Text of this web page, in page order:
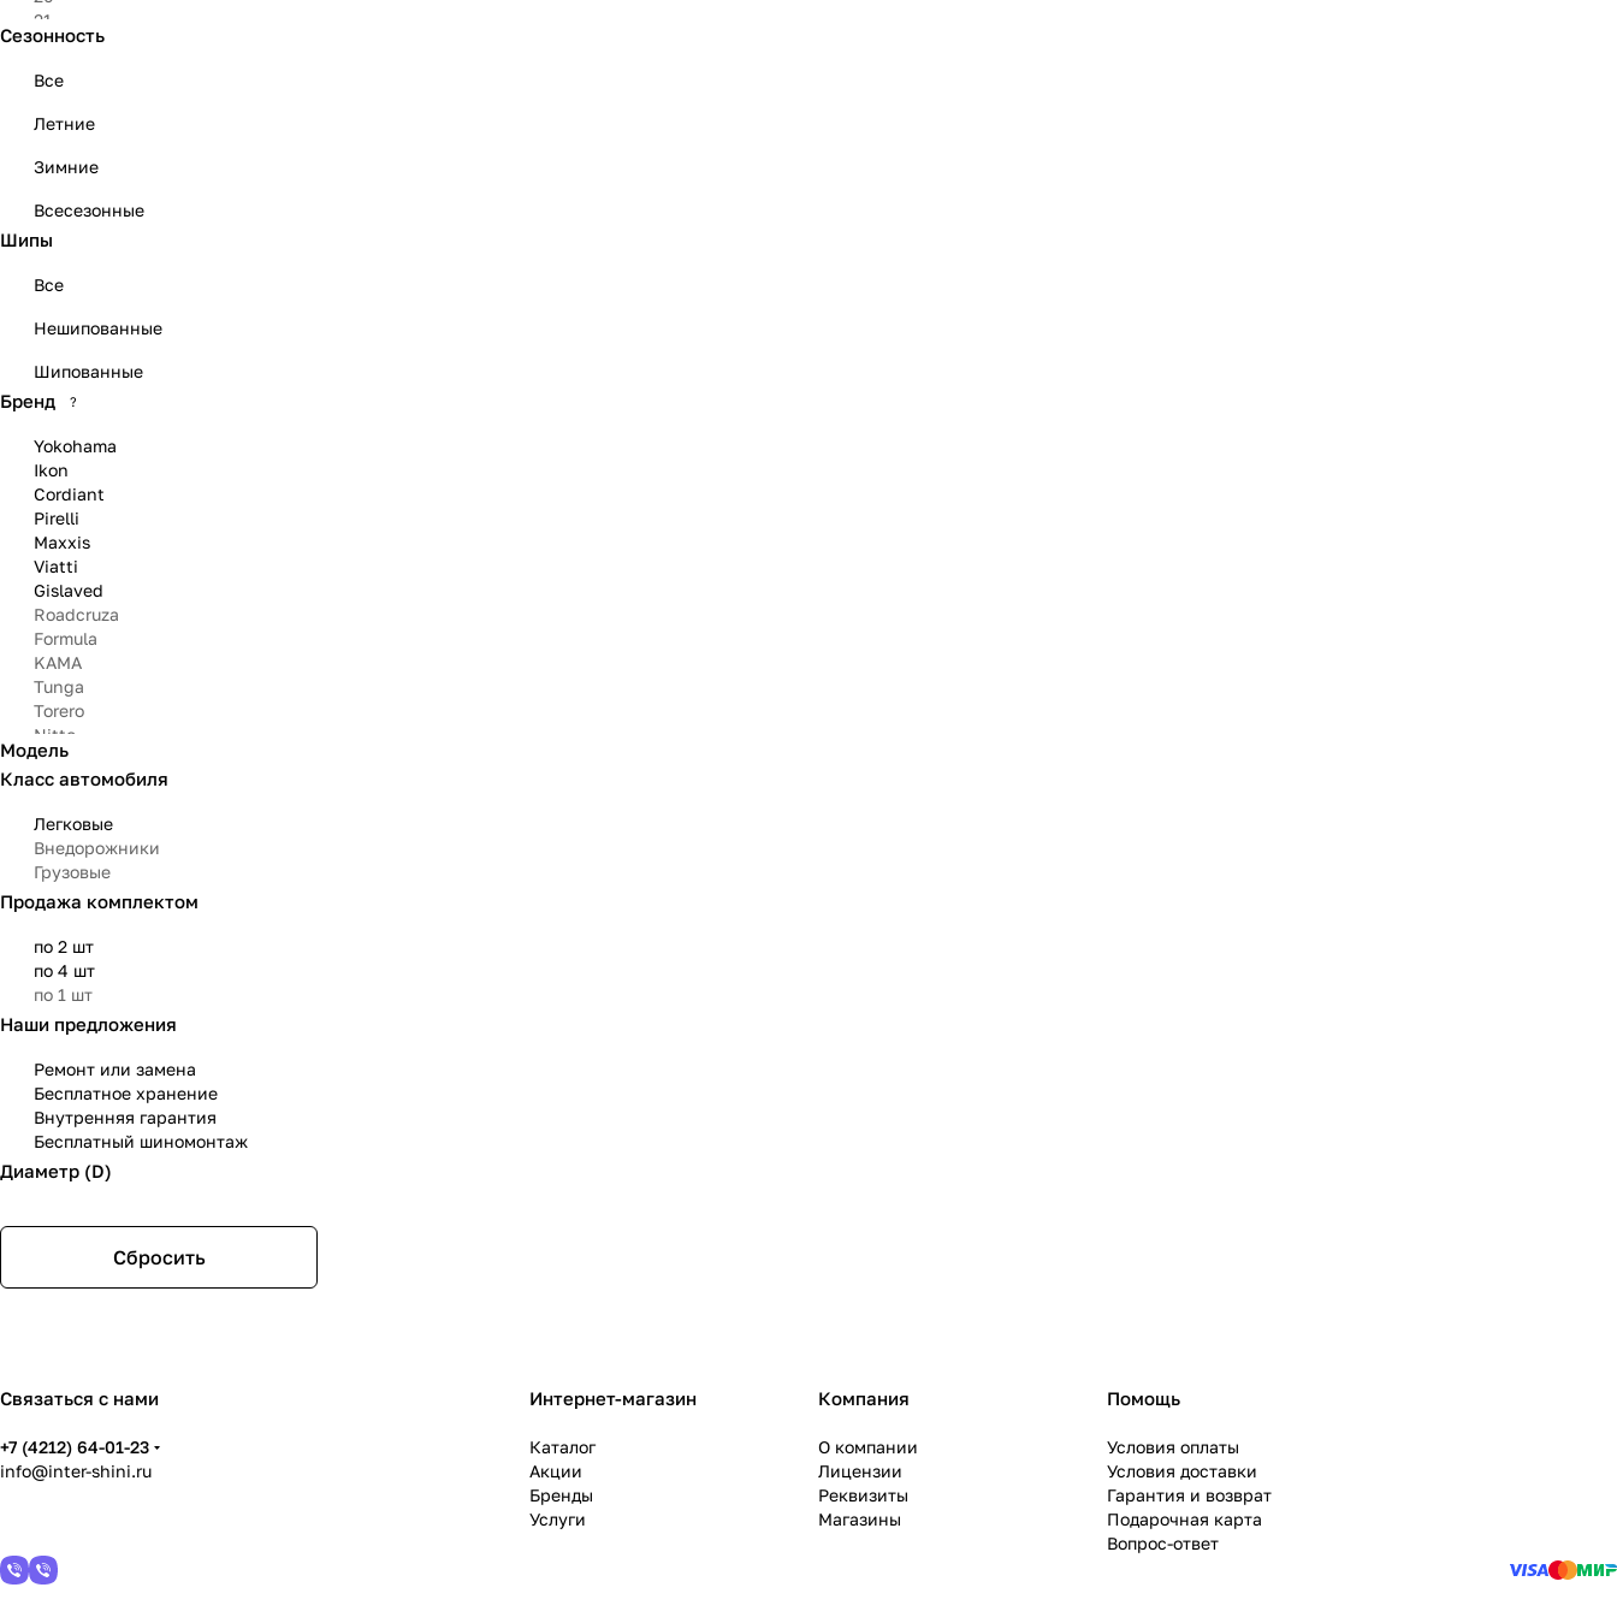
21
22
Сезонность
Все
Летние
Зимние
Всесезонные
Шипы
Все
Нешипованные
Шипованные
Бренд ?
Yokohama
Ikon
Cordiant
Pirelli
Maxxis
Viatti
Gislaved
Roadcruza
Formula
KAMA
Tunga
Torero
Nitto
Arivo
Michelin
Bars
Attar
Bridgestone
Matador
Омскшина
Модель
Класс автомобиля
Легковые
Внедорожники
Грузовые
Продажа комплектом
по 2 шт
по 4 шт
по 1 шт
Наши предложения
Ремонт или замена
Бесплатное хранение
Внутренняя гарантия
Бесплатный шиномонтаж
Диаметр (D)
Сбросить
Связаться с нами
+7 (4212) 64-01-23
info@inter-shini.ru
Интернет-магазин
Каталог
Акции
Бренды
Услуги
Компания
О компании
Лицензии
Реквизиты
Магазины
Помощь
Условия оплаты
Условия доставки
Гарантия и возврат
Подарочная карта
Вопрос-ответ